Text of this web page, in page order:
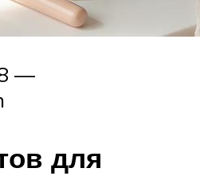
—
для